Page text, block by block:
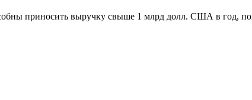
приносить выручку свыше 1 млрд долл. США в год,